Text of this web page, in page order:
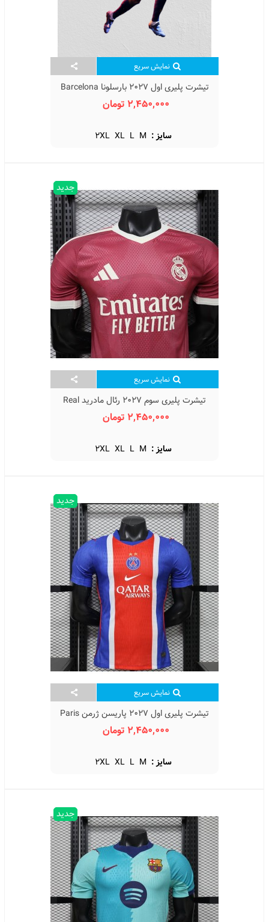
نمایش سریع
تیشرت پلیری اول 2027 بارسلونا Barcelona
Home Kit 2027
2,450,000 تومان
سایز : M
L
XL
2XL
جدید
نمایش سریع
تیشرت پلیری سوم 2027 رئال مادرید Real
Madrid 3rd Kit 2027
2,450,000 تومان
سایز : M
L
XL
2XL
جدید
نمایش سریع
تیشرت پلیری اول 2027 پاریسن ژرمن Paris
Saint-Germain Home Kit 2027
2,450,000 تومان
سایز : M
L
XL
2XL
جدید